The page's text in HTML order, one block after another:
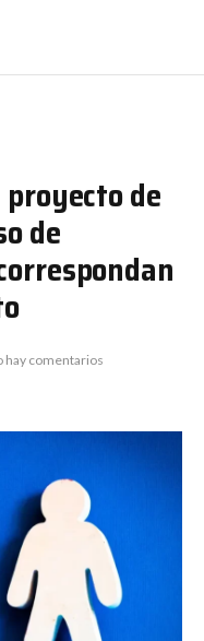
de
de
hay comentarios